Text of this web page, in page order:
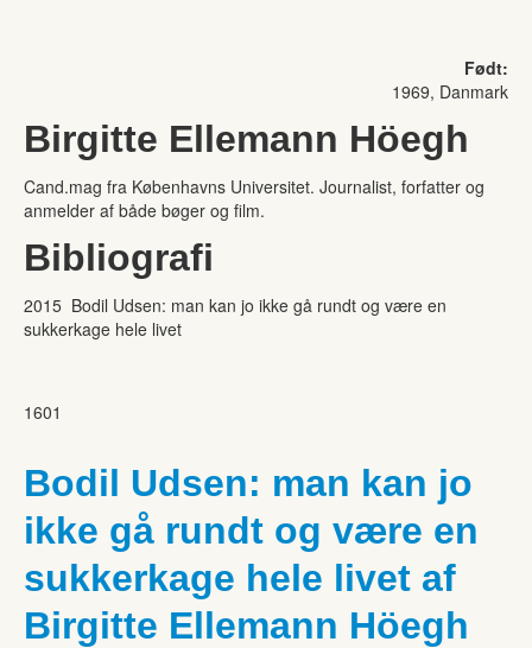
Født:
1969, Danmark
Birgitte Ellemann Höegh
Cand.mag fra Københavns Universitet. Journalist, forfatter og
anmelder af både bøger og film.
Bibliografi
2015 Bodil Udsen: man kan jo ikke gå rundt og være en
sukkerkage hele livet
1601
Bodil Udsen: man kan jo
ikke gå rundt og være en
sukkerkage hele livet af
Birgitte Ellemann Höegh